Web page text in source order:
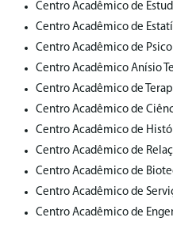
Centro Acadêmico de
Centro Acadêmico de
Centro Acadêmico de
Centro Acadêmico Anísio
Centro Acadêmico de
Centro Acadêmico de
Centro Acadêmico de
Centro Acadêmico de
⁠Centro Acadêmico de
Centro Acadêmico de
Centro Acadêmico de